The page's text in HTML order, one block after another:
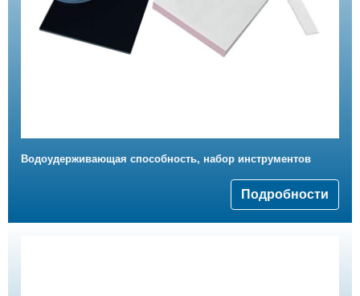
Водоудерживающая способность, набор инструментов
Подробности